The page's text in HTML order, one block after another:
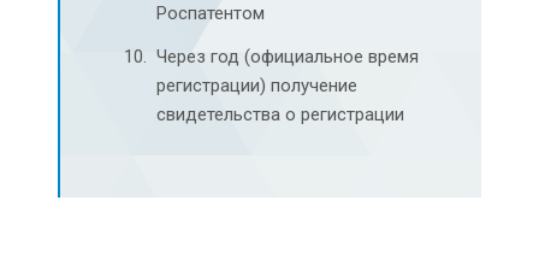
Роспатентом
Через год (официальное время
регистрации) получение
свидетельства о регистрации